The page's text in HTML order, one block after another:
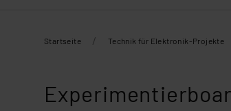
Startseite / Technik für Elektronik-Projekte